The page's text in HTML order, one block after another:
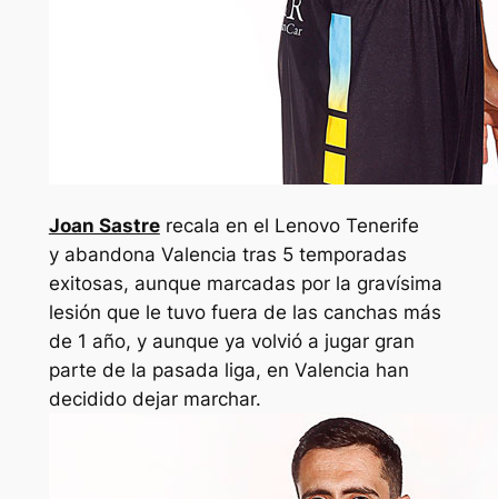
Joan Sastrerecala en el Lenovo Tenerife
y abandona Valencia tras 5 temporadas
exitosas, aunque marcadas por la gravísima
lesión que le tuvo fuera de las canchas más
de 1 año, y aunque ya volvió a jugar gran
parte de la pasada liga, en Valencia han
decidido dejar marchar.